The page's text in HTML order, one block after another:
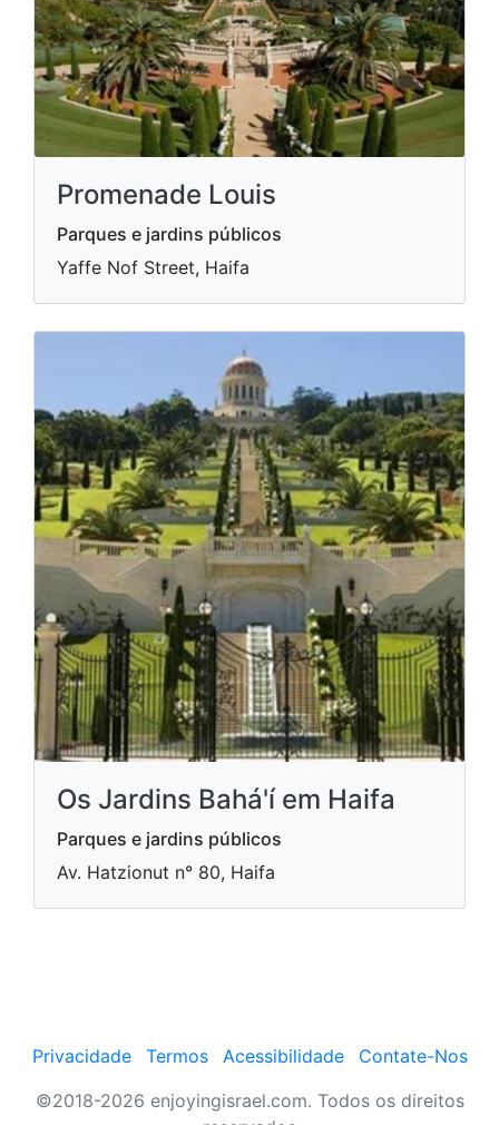
Promenade Louis
Parques e jardins públicos
Yaffe Nof Street, Haifa
Os Jardins Bahá'í em Haifa
Parques e jardins públicos
Av. Hatzionut n° 80, Haifa
Privacidade Termos Acessibilidade
Contate-Nos
©2018-2026 enjoyingisrael.com. Todos os direitos